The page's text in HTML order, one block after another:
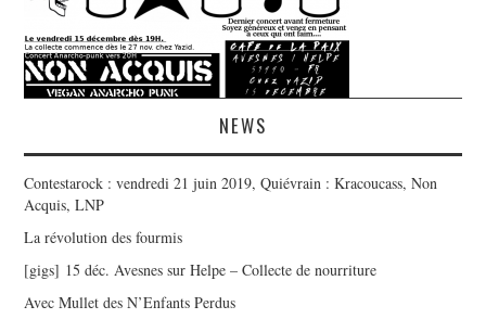
NEWS
Contestarock : vendredi 21 juin 2019, Quiévrain : Kracoucass, Non
Acquis, LNP
La révolution des fourmis
[gigs] 15 déc. Avesnes sur Helpe – Collecte de nourriture
Avec Mullet des N’Enfants Perdus